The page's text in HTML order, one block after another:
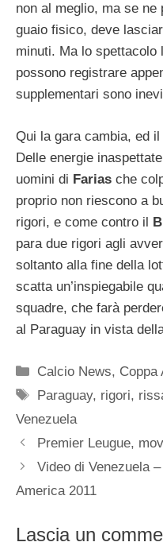
non al meglio, ma se
guaio fisico, deve
minuti. Ma lo
possono registrare
supplementari sono
Qui la gara cambia, ed
Delle energie
uomini di Farias che
proprio non riescono a
rigori, e come contro il
para due rigori agli
soltanto alla fine della
scatta un’inspiegabile
squadre, che farà
al Paraguay in vista
Categorie
Calcio News, Coppa
Tag
Paraguay, rigori,
Venezuela
Premier Leugue,
Video di Venezuela
America 2011
Lascia un